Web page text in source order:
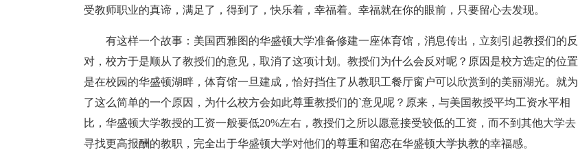
受教师职业的真谛，满足了，得到了，快乐着，幸福着。幸福就在你的眼前，只要留心去发现。
有这样一个故事：美国西雅图的华盛顿大学准备修建一座体育馆，消息传出，立刻引起教授们的反
对，校方于是顺从了教授们的意见，取消了这项计划。教授们为什么会反对呢？原因是校方选定的位置
是在校园的华盛顿湖畔，体育馆一旦建成，恰好挡住了从教职工餐厅窗户可以欣赏到的美丽湖光。就为
了这么简单的一个原因，为什么校方会如此尊重教授们的`意见呢？原来，与美国教授平均工资水平相
比，华盛顿大学教授的工资一般要低20%左右，教授们之所以愿意接受较低的工资，而不到其他大学去
寻找更高报酬的教职，完全出于华盛顿大学对他们的尊重和留恋在华盛顿大学执教的幸福感。